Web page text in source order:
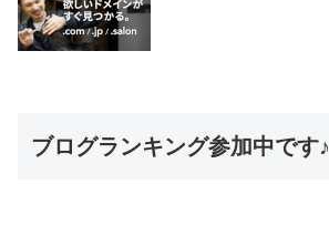
ブログランキング参加中です♪